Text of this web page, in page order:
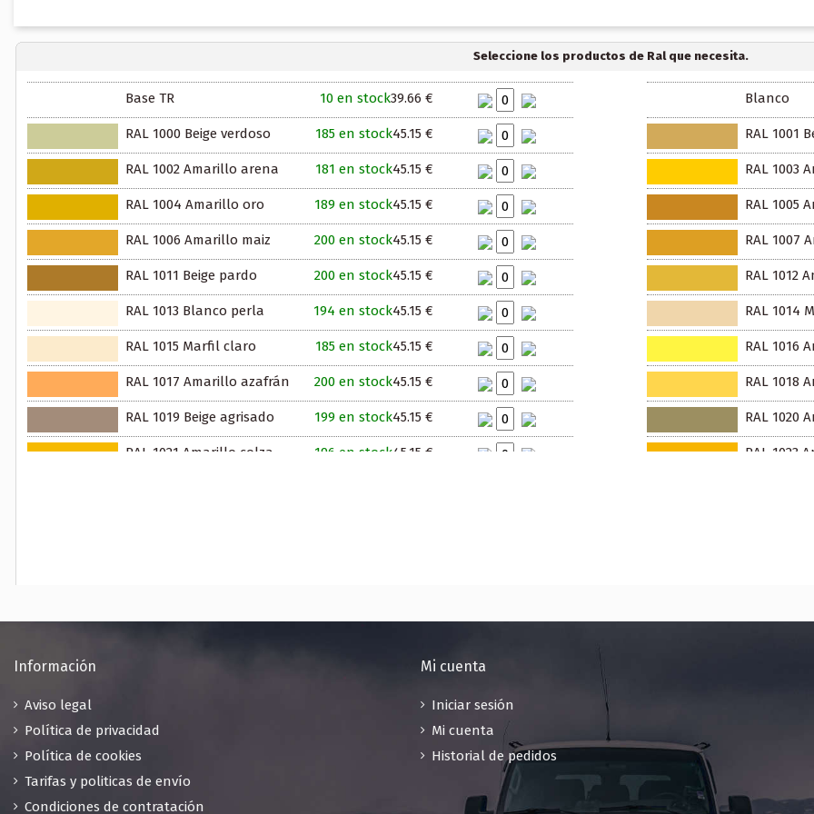
Seleccione los productos de Ral que necesita.
Base TR 39.66 €
10 en stock Blanco
RAL 1000 Beige verdoso 45.15 €
185 en stock RAL 1001
RAL 1002 Amarillo arena 45.15 €
181 en stock RAL 1003
RAL 1004 Amarillo oro 45.15 €
189 en stock RAL 1005
RAL 1006 Amarillo maiz 45.15 €
200 en stock RAL 1007
RAL 1011 Beige pardo 45.15 €
200 en stock RAL 1012
RAL 1013 Blanco perla 45.15 €
194 en stock RAL 1014
RAL 1015 Marfil claro 45.15 €
185 en stock RAL 1016
RAL 1017 Amarillo azafrán 45.15 €
200 en stock RAL 1018
RAL 1019 Beige agrisado 45.15 €
199 en stock RAL 1020
RAL 1021 Amarillo colza 45.15 €
196 en stock RAL 1023
45.15 € RAL 2004
45.15 €
RAL 2009
RAL 2010 Naranja señales 45.15 €
RAL 2012 Naranja salmón RAL 3000
Información
Aviso legal
Política de privacidad
Política de cookies
Tarifas y politicas de envío
Condiciones de contratación
Mi cuenta
Iniciar sesión
Mi cuenta
Historial de pedidos